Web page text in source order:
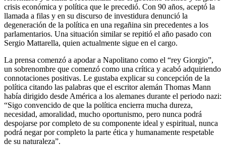
crisis económica y política que le precedió. Con 90 años, aceptó la
llamada a filas y en su discurso de investidura denunció la
degeneración de la política en una regañina sin precedentes a los
parlamentarios. Una situación similar se repitió el año pasado con
Sergio Mattarella, quien actualmente sigue en el cargo.
La prensa comenzó a apodar a Napolitano como el “rey Giorgio”,
un sobrenombre que comenzó como una crítica y acabó adquiriendo
connotaciones positivas. Le gustaba explicar su concepción de la
política citando las palabras que el escritor alemán Thomas Mann
había dirigido desde América a los alemanes durante el periodo nazi:
“Sigo convencido de que la política encierra mucha dureza,
necesidad, amoralidad, mucho oportunismo, pero nunca podrá
despojarse por completo de su componente ideal y espiritual, nunca
podrá negar por completo la parte ética y humanamente respetable
de su naturaleza”.